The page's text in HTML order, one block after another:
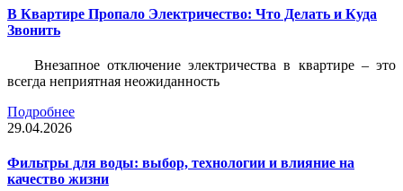
В Квартире Пропало Электричество: Что Делать и Куда
Звонить
Внезапное отключение электричества в квартире – это
всегда неприятная неожиданность
Подробнее
29.04.2026
Фильтры для воды: выбор, технологии и влияние на
качество жизни